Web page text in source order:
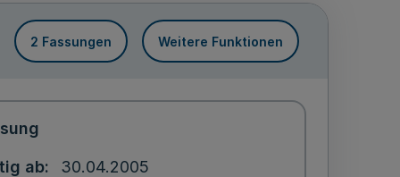
2 Fassungen Weitere Funktionen
ab
30.04.2005